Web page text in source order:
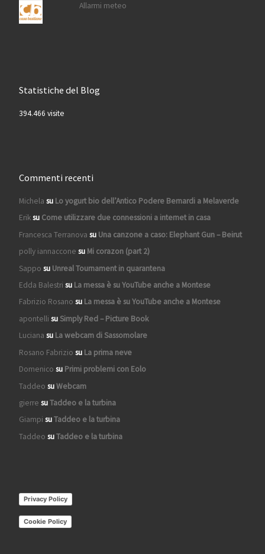
Allarmi meteo
Statistiche del Blog
394.466 visite
Commenti recenti
Michela su Lo yogurt bio dell’Antico Podere Bernardi a Melaverde
Eriksu Come utilizzare due connessioni a internet in casa
Francesca Terranova su Una canzone a caso: Elephant Gun – Beirut
polly iannaccone su Mi corazon (part 2)
Sappo su Unreal Tournament in quarantena
Edda Balestri su La messa è su YouTube anche a Montese
Fabrizio Rosano su La messa è su YouTube anche a Montese
apontelli suSimply Red – Picture Book
Luciana su La webcam di Sassomolare
Rosano Fabrizio su La prima neve
Domenico su Primi problemi con Eolo
Taddeo suWebcam
gierre suTaddeo e la turbina
Giampi suTaddeo e la turbina
Taddeo suTaddeo e la turbina
Privacy Policy
Cookie Policy